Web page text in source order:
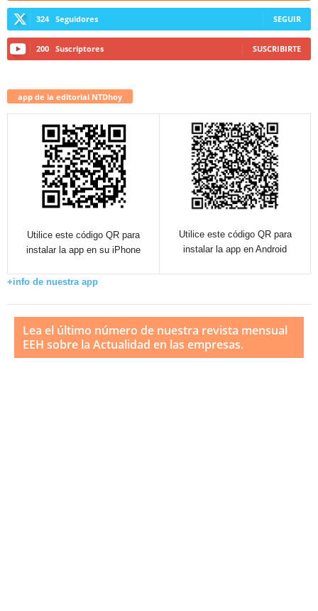
324 Seguidores SEGUIR
200 Suscriptores SUSCRIBIRTE
app de la editorial NTDhoy
Utilice este código QR para
instalar la app en su iPhone
Utilice este código QR para
instalar la app en Android
+info de nuestra app
Lea el último número de nuestra revista mensual
EEH sobre la Actualidad en las empresas.